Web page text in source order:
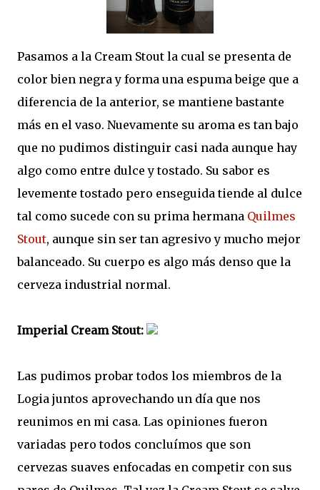
Pasamos a la Cream Stout la cual se presenta de
color bien negra y forma una espuma beige que a
diferencia de la anterior, se mantiene bastante
más en el vaso. Nuevamente su aroma es tan bajo
que no pudimos distinguir casi nada aunque hay
algo como entre dulce y tostado. Su sabor es
levemente tostado pero enseguida tiende al dulce
tal como sucede con su prima hermana Quilmes
Stout, aunque sin ser tan agresivo y mucho mejor
balanceado. Su cuerpo es algo más denso que la
cerveza industrial normal.
Imperial Cream Stout:
Las pudimos probar todos los miembros de la
Logia juntos aprovechando un día que nos
reunimos en mi casa. Las opiniones fueron
variadas pero todos concluímos que son
cervezas suaves enfocadas en competir con sus